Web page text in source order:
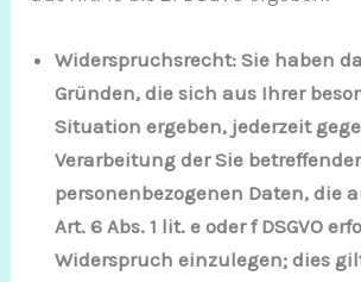
Widerspruchsrecht: Sie haben
Gründen, die sich aus Ihrer
Situation ergeben, jederzeit
Verarbeitung der Sie
personenbezogenen Daten, die
Art. 6 Abs. 1 lit. e oder f DSGVO
Widerspruch einzulegen; dies